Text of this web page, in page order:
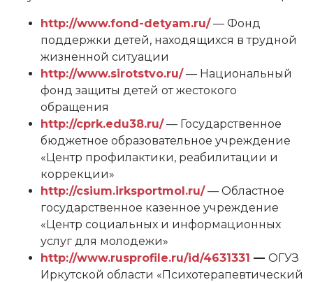
http://www.fond-detyam.ru/— Фонд
поддержки детей, находящихся в трудной
жизненной ситуации
http://www.sirotstvo.ru/— Национальный
фонд защиты детей от жестокого
обращения
http://cprk.edu38.ru/— Государственное
бюджетное образовательное учреждение
«Центр профилактики, реабилитации и
коррекции»
http://csium.irksportmol.ru/— Областное
государственное казенное учреждение
«Центр социальных и информационных
услуг для молодежи»
http://www.rusprofile.ru/id/4631331 — ОГУЗ
Иркутской области «Психотерапевтический